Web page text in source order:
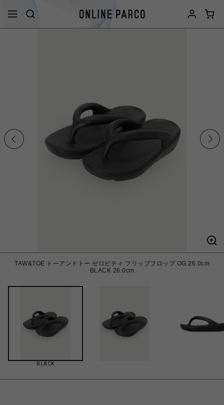
TAW&TOE トーアンドトー ゼロビティ フリップフロップ OG 26.0cm
BLACK 26.0cm
BLACK